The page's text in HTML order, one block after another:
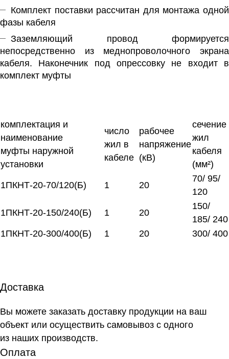
Комплект поставки рассчитан для монтажа одной
фазы кабеля
Заземляющий провод формируется
непосредственно из меднопроволочного экрана
кабеля. Наконечник под опрессовку не входит в
комплект муфты
комплектация и
наименование
муфты наружной
установки
число
жил в
кабеле
рабочее
напряжение
(кВ)
сечение
жил
кабеля
(мм²)
1ПКНТ-20-70/120(Б) 1 20
70/ 95/
120
1ПКНТ-20-150/240(Б) 1 20
150/
185/ 240
1ПКНТ-20-300/400(Б)
1 20 300/ 400
Доставка
Вы можете заказать доставку продукции на ваш
объект или осуществить самовывоз с одного
из наших производств.
Оплата